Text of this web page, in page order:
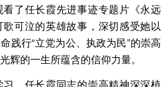
看了任长霞先进事迹专题片《永远
可泣的英雄故事，深切感受她以
践行“立党为公、执政为民”的崇高
辉的一生所蕴含的信仰力量。
，任长霞同志的崇高精神深深植